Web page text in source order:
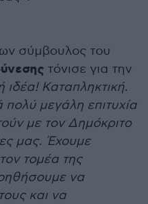
σύμβουλος του
τόνισε για την
ιδέα! Καταπληκτική.
πολύ μεγάλη επιτυχία
με τον Δημόκριτο
μας. Έχουμε
τομέα της
να
και να